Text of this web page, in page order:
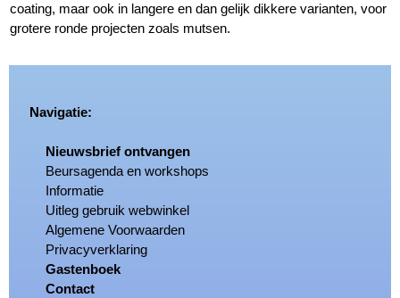
coating, maar ook in langere en dan gelijk dikkere varianten, voor
grotere ronde projecten zoals mutsen.
Navigatie:
Nieuwsbrief ontvangen
Beursagenda en workshops
Informatie
Uitleg gebruik webwinkel
Algemene Voorwaarden
Privacyverklaring
Gastenboek
Contact